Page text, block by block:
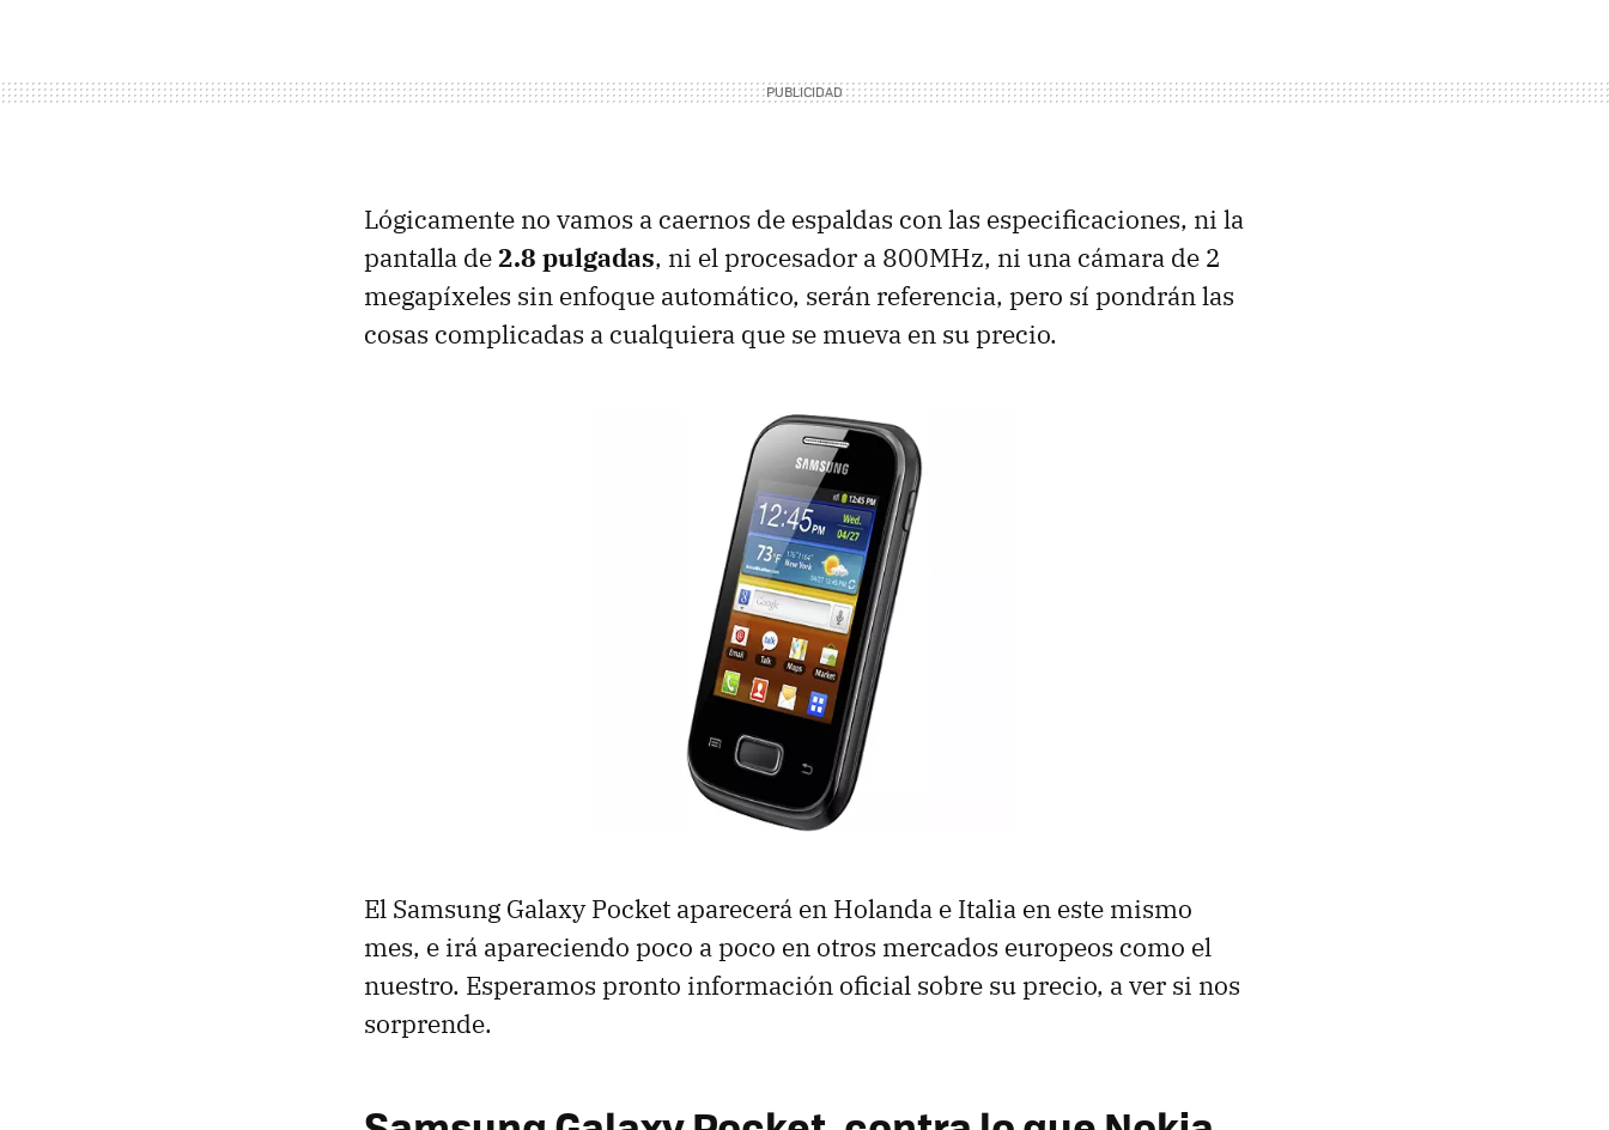
Lógicamente no vamos a caernos de espaldas con las especificaciones, ni la
pantalla de2.8 pulgadas, ni el procesador a 800MHz, ni una cámara de 2
megapíxeles sin enfoque automático, serán referencia, pero sí pondrán las
cosas complicadas a cualquiera que se mueva en su precio.
El Samsung Galaxy Pocket aparecerá en Holanda e Italia en este mismo
mes, e irá apareciendo poco a poco en otros mercados europeos como el
nuestro. Esperamos pronto información oficial sobre su precio, a ver si nos
sorprende.